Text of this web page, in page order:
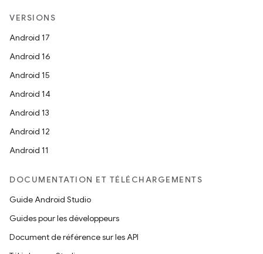
VERSIONS
Android 17
Android 16
Android 15
Android 14
Android 13
Android 12
Android 11
DOCUMENTATION ET TÉLÉCHARGEMENTS
Guide Android Studio
Guides pour les développeurs
Document de référence sur les API